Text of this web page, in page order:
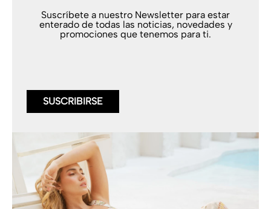
Suscríbete a nuestro Newsletter para estar
enterado de todas las noticias, novedades y
promociones que tenemos para ti.
SUSCRIBIRSE